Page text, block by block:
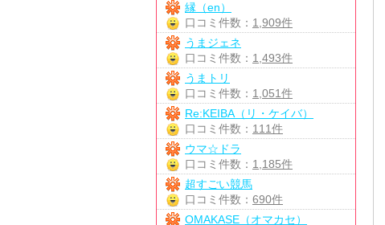
縁（en）
口コミ件数： 1,909件
うまジェネ
口コミ件数： 1,493件
うまトリ
口コミ件数： 1,051件
Re:KEIBA（リ・ケイバ）
口コミ件数： 111件
ウマ☆ドラ
口コミ件数： 1,185件
超すごい競馬
口コミ件数： 690件
OMAKASE（オマカセ）